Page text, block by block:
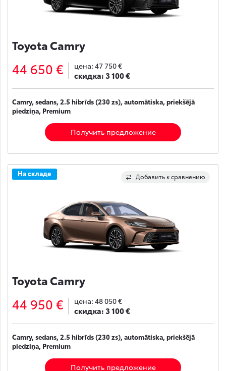
Toyota Camry
44 650 € цена: 47 750 €
скидка:3 100 €
Camry, sedans, 2.5 hibrīds (230 zs), automātiska, priekšējā
piedziņa, Premium
Получить предложение
Добавить к сравнению
На складе
Toyota Camry
44 950 € цена: 48 050 €
скидка:3 100 €
Camry, sedans, 2.5 hibrīds (230 zs), automātiska, priekšējā
piedziņa, Premium
Получить предложение